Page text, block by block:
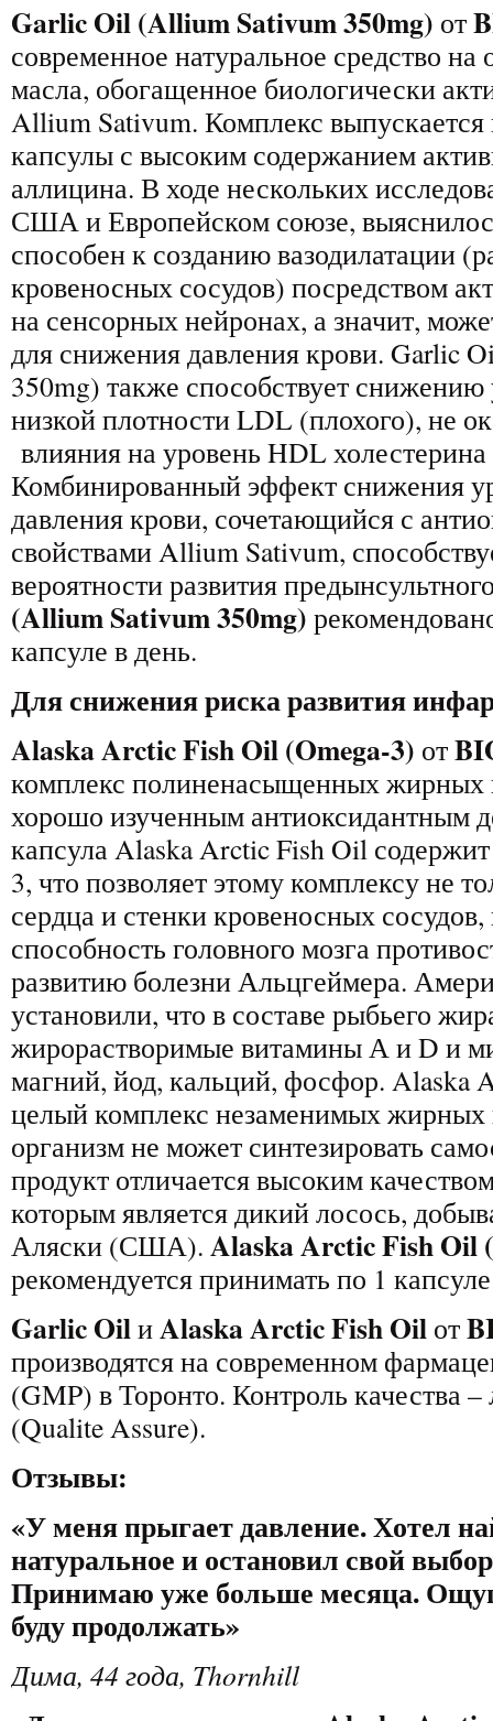
Garlic Oil (Allium Sativum 350mg) от
современное натуральное средство на
масла, обогащенное биологически
Allium Sativum. Комплекс
капсулы с высоким содержанием
аллицина. В ходе нескольких
США и Европейском союзе,
способен к созданию вазодилатации
кровеносных сосудов) посредством
на сенсорных нейронах, а значит,
для снижения давления крови. Garlic
350mg) также способствует снижению
низкой плотности LDL (плохого), не
влияния на уровень HDL
Комбинированный эффект снижения
давления крови, сочетающийся с
свойствами Allium Sativum,
вероятности развития
(Allium Sativum 350mg)
капсуле в день.
Для снижения риска развития
Alaska Arctic Fish Oil (Omega-3) от
комплекс полиненасыщенных жирных
хорошо изученным антиоксидантным
капсула Alaska Arctic Fish Oil
3, что позволяет этому комплексу не
сердца и стенки кровеносных
способность головного мозга
развитию болезни Альцгеймера.
установили, что в составе рыбьего
жирорастворимые витамины А и D и
магний, йод, кальций, фосфор. Alaska
целый комплекс незаменимых жирных
организм не может синтезировать
продукт отличается высоким
которым является дикий лосось,
Аляски (США). Alaska Arctic Fish Oil
рекомендуется принимать по 1
Garlic OilиAlaska Arctic Fish Oil от
производятся на современном
(GMP) в Торонто. Контроль качества
(Qualite Assure).
Отзывы:
«У меня прыгает давление. Хотел
натуральное и остановил свой
Принимаю уже больше месяца.
буду продолжать»
Дима, 44 года, Thornhill